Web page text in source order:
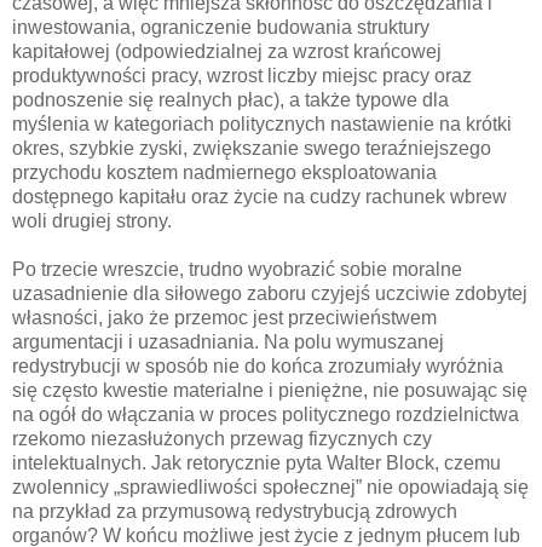
inwestowania, ograniczenie budowania struktury
kapitałowej (odpowiedzialnej za wzrost krańcowej
produktywności pracy, wzrost liczby miejsc pracy oraz
podnoszenie się realnych płac), a także typowe dla
myślenia w kategoriach politycznych nastawienie na krótki
okres, szybkie zyski, zwiększanie swego teraźniejszego
przychodu kosztem nadmiernego eksploatowania
dostępnego kapitału oraz życie na cudzy rachunek wbrew
woli drugiej strony.
Po trzecie wreszcie, trudno wyobrazić sobie moralne
uzasadnienie dla siłowego zaboru czyjejś uczciwie zdobytej
własności, jako że przemoc jest przeciwieństwem
argumentacji i uzasadniania. Na polu wymuszanej
redystrybucji w sposób nie do końca zrozumiały wyróżnia
się często kwestie materialne i pieniężne, nie posuwając się
na ogół do włączania w proces politycznego rozdzielnictwa
rzekomo niezasłużonych przewag fizycznych czy
intelektualnych. Jak retorycznie pyta Walter Block, czemu
zwolennicy „sprawiedliwości społecznej” nie opowiadają się
na przykład za przymusową redystrybucją zdrowych
organów? W końcu możliwe jest życie z jednym płucem lub